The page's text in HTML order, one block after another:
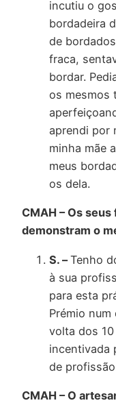
incutiu o
bordadeira
de
fraca,
bordar.
os mesmos
aprendi por
minha mãe
meus
os dela.
CMAH – Os
demonstram o
S. –Tenho
à sua
para esta
Prémio
volta dos
incentivada
de
CMAH – O